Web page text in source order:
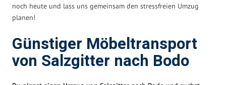
noch heute und lass uns gemeinsam den stressfreien Umzug
planen!
Günstiger Möbeltransport
von Salzgitter nach Bodo